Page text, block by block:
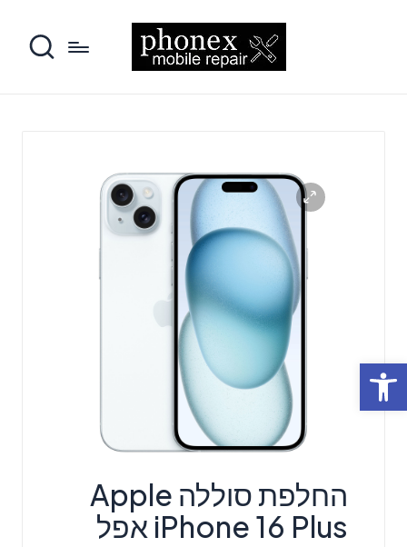
פתח סרגל נגישות
החלפת סוללה Apple
iPhone 16 Plus אפל